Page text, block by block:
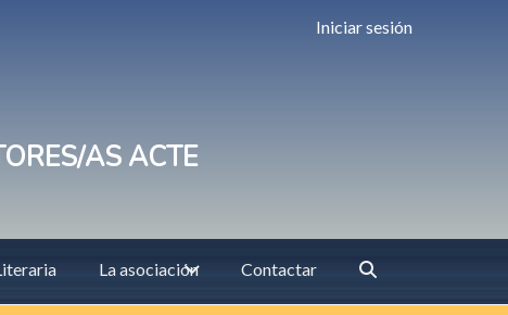
Iniciar sesión
AS ACTE
La asociación Contactar